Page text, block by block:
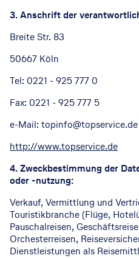
3. Anschrift der
Breite Str. 83
50667 Köln
Tel: 0221 - 925 777 0
Fax: 0221 - 925 777 5
e-Mail: topinfo@topservice.de
http://www.topservice.de
4. Zweckbestimmung der
oder -nutzung:
Verkauf, Vermittlung und
Touristikbranche (Flüge,
Pauschalreisen,
Orchesterreisen,
Dienstleistungen als